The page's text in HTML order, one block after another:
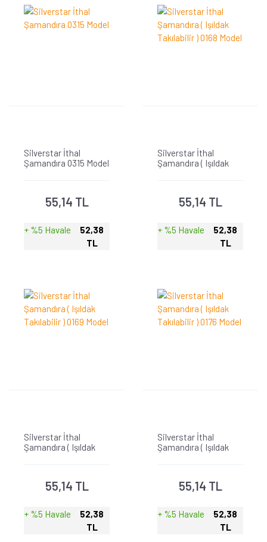
Silverstar İthal
Şamandıra 0315 Model
55,14 TL
+ %5 Havale
52,38
TL
Silverstar İthal
Şamandıra ( Işıldak
55,14 TL
+ %5 Havale
52,38
TL
Silverstar İthal
Şamandıra ( Işıldak
55,14 TL
+ %5 Havale
52,38
TL
Silverstar İthal
Şamandıra ( Işıldak
55,14 TL
+ %5 Havale
52,38
TL